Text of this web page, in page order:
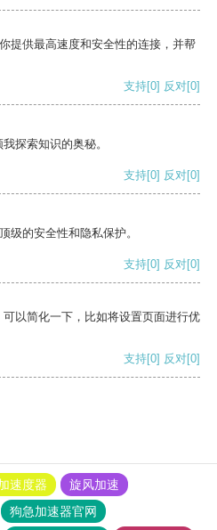
提供最高速度和安全性的连接，并帮
支持[0] 反对[0]
探索知识的奥秘。
支持[0] 反对[0]
级的安全性和隐私保护。
支持[0] 反对[0]
以简化一下，比如将设置页面进行优
支持[0] 反对[0]
速度器
旋风加速
狗急加速器官网